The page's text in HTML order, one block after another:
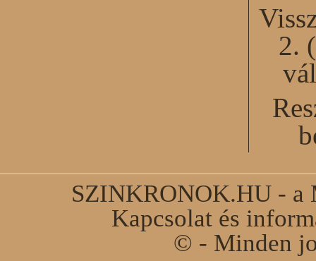
2.
SZINKRONOK.HU - a
Kapcsolat és
© - Minden